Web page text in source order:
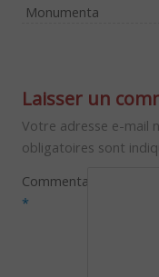
Monumenta
Laisser un
Votre adresse e-mail
obligatoires sont
Commentaire
*